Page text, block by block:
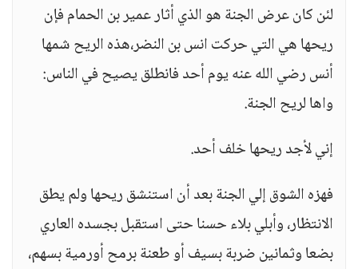
لئن كان عرض الجنة هو الذي أثار عمير بن الحمام فإن
ريحها هي التي حركت انس بن النضر،هذه الريح شمها
أنس رضي الله عنه يوم أحد فانطلق يصيح في الناس:
واها لريح الجنة.
إني لأجد ريحها خلف أحد.
فهزه الشوق إلي الجنة بعد أن استنشق ريحها ولم يطق
الانتظار، وأبلي بلاء حسنا حتى استقبل بجسده العاري
بضعا وثمانين ضربة بسيف أو طعنة برمح أورمية بسهم،